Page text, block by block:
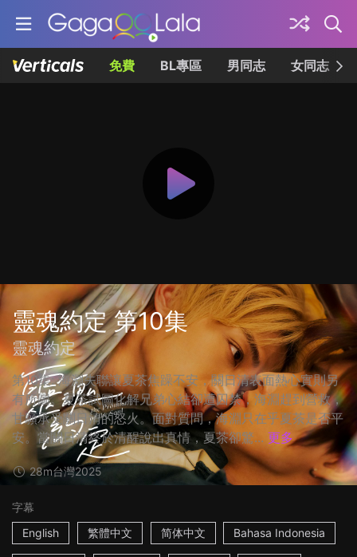
免費 BL專區 男同志 女同志
靈魂約定 第10集
靈魂約定
第10集: 海淵失聯讓夏茶焦躁不安，關日清表面熱心實則另
有所圖。夏茶試圖化解兄弟心結卻遭囚禁，海淵趕到營救，
甘願承受關日清的怒火。面對質問，海淵只在乎夏茶是否平
安。當關日清終於清醒說出真情，夏茶卻驚... 更多
28m台灣2025
字幕
English
繁體中文 简体中文 Bahasa Indonesia